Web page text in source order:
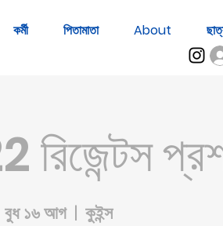
কর্মী পিতামাতা About
রিজেন্টস
বুধ ১৬ আগ
  |
কুইন্স